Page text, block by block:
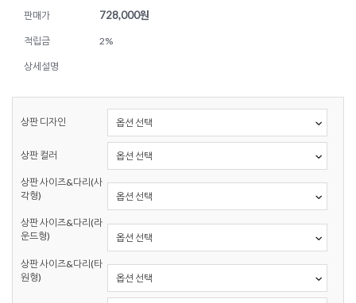
판매가 728,000원
적립금 2%
상세설명
상판 디자인
상판 컬러
상판 사이즈&다리(사
각형)
상판 사이즈&다리(라
운드형)
상판 사이즈&다리(타
원형)